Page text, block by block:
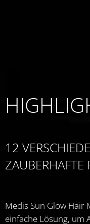
12
ZAUBERHAFTE
Medis Sun Glow Hair
einfache Lösung, um